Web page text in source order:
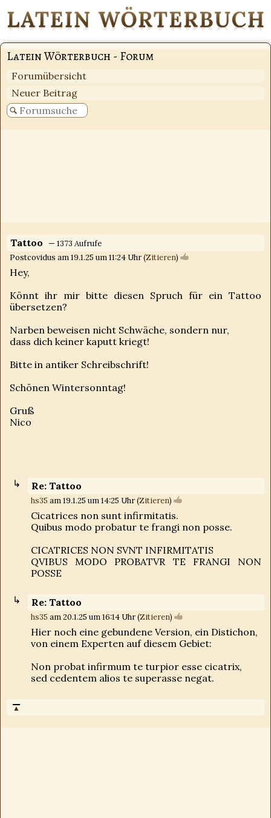
Latein Wörterbuch - Forum
Forumübersicht
Neuer Beitrag
Tattoo — 1373 Aufrufe
Postcovidus am 19.1.25 um 11:24 Uhr (Zitieren)
Hey,
Könnt ihr mir bitte diesen Spruch für ein Tattoo
übersetzen?
Narben beweisen nicht Schwäche, sondern nur,
dass dich keiner kaputt kriegt!
Bitte in antiker Schreibschrift!
Schönen Wintersonntag!
Gruß
Nico
Re: Tattoo
hs35 am 19.1.25 um 14:25 Uhr (Zitieren)
Cicatrices non sunt infirmitatis.
Quibus modo probatur te frangi non posse.
CICATRICES NON SVNT INFIRMITATIS
QVIBUS MODO PROBATVR TE FRANGI NON
POSSE
Re: Tattoo
hs35 am 20.1.25 um 16:14 Uhr (Zitieren)
Hier noch eine gebundene Version, ein Distichon,
von einem Experten auf diesem Gebiet:
Non probat infirmum te turpior esse cicatrix,
sed cedentem alios te superasse negat.
▲